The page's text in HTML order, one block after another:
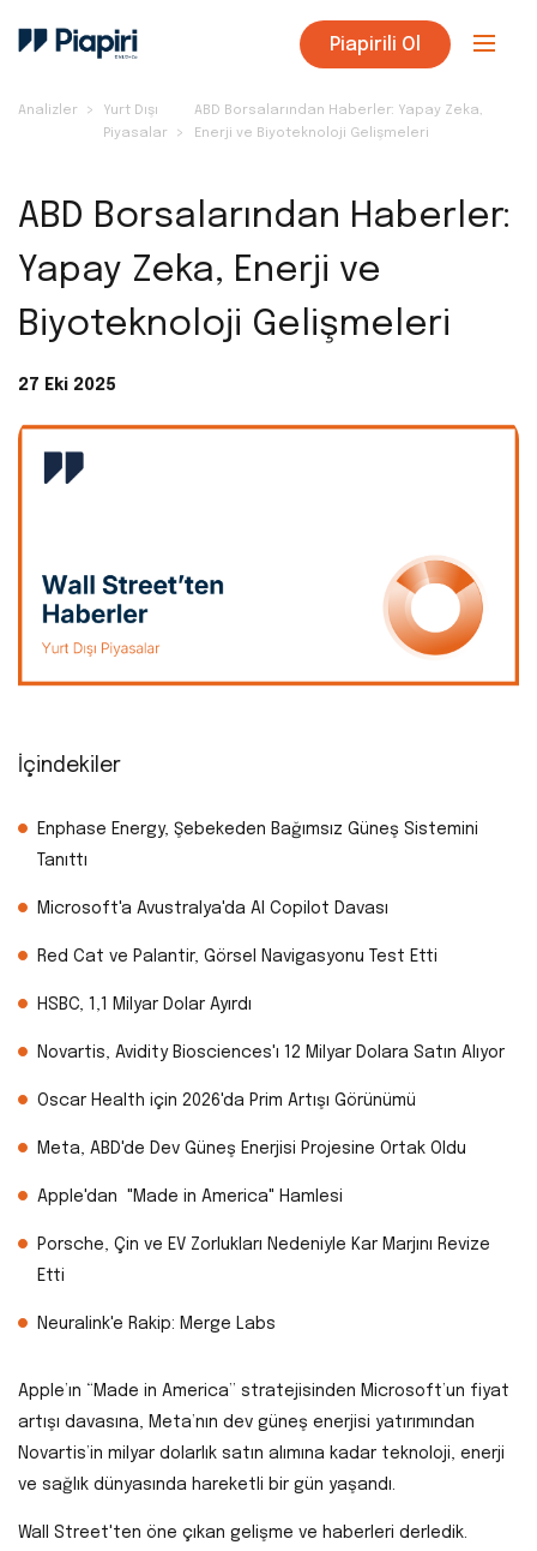
Piapirili Ol
Analizler
Yurt Dışı
Piyasalar
ABD Borsalarından Haberler: Yapay Zeka,
Enerji ve Biyoteknoloji Gelişmeleri
ABD Borsalarından Haberler:
Yapay Zeka, Enerji ve
Biyoteknoloji Gelişmeleri
27 Eki 2025
İçindekiler
Enphase Energy, Şebekeden Bağımsız Güneş Sistemini
Tanıttı
Microsoft'a Avustralya'da AI Copilot Davası
Red Cat ve Palantir, Görsel Navigasyonu Test Etti
HSBC, 1,1 Milyar Dolar Ayırdı
Novartis, Avidity Biosciences'ı 12 Milyar Dolara Satın Alıyor
Oscar Health için 2026'da Prim Artışı Görünümü
Meta, ABD'de Dev Güneş Enerjisi Projesine Ortak Oldu
Apple'dan "Made in America" Hamlesi
Porsche, Çin ve EV Zorlukları Nedeniyle Kar Marjını Revize
Etti
Neuralink'e Rakip: Merge Labs
Apple’ın “Made in America” stratejisinden Microsoft’un fiyat
artışı davasına, Meta’nın dev güneş enerjisi yatırımından
Novartis’in milyar dolarlık satın alımına kadar teknoloji, enerji
ve sağlık dünyasında hareketli bir gün yaşandı.
Wall Street'ten öne çıkan gelişme ve haberleri derledik.